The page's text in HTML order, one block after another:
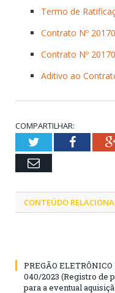
Termo de
Contrato Nº
Contrato Nº
Aditivo ao
COMPARTILHAR:
Twitter
Email
CONTEÚDO
PREGÃO ELETRÔNICO
040/2023 (Registro de
para a eventual